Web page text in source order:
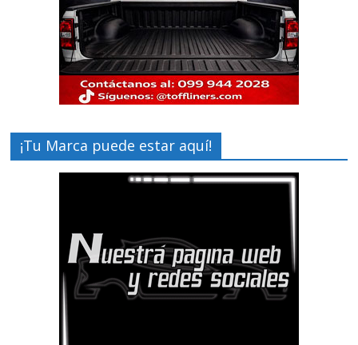
¡Tu Marca puede estar aquí!